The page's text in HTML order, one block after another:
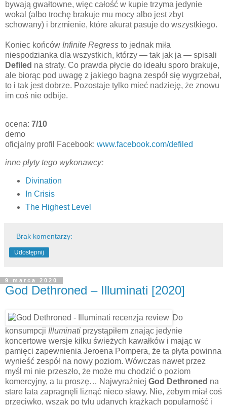
bywają gwałtowne, więc całość w kupie trzyma jedynie
wokal (albo trochę brakuje mu mocy albo jest zbyt
schowany) i brzmienie, które akurat pasuje do wszystkiego.
Koniec końców Infinite Regress to jednak miła
niespodzianka dla wszystkich, którzy — tak jak ja — spisali
Defiled na straty. Co prawda płycie do ideału sporo brakuje,
ale biorąc pod uwagę z jakiego bagna zespół się wygrzebał,
to i tak jest dobrze. Pozostaje tylko mieć nadzieję, że znowu
im coś nie odbije.
ocena: 7/10
demo
oficjalny profil Facebook: www.facebook.com/defiled
inne płyty tego wykonawcy:
Divination
In Crisis
The Highest Level
Brak komentarzy:
Udostępnij
9 marca 2020
God Dethroned – Illuminati [2020]
Do
konsumpcji Illuminati przystąpiłem znając jedynie
koncertowe wersje kilku świeżych kawałków i mając w
pamięci zapewnienia Jeroena Pompera, że ta płyta powinna
wynieść zespół na nowy poziom. Wówczas nawet przez
myśl mi nie przeszło, że może mu chodzić o poziom
komercyjny, a tu proszę… Najwyraźniej God Dethroned na
stare lata zapragnęli liznąć nieco sławy. Nie, żebym miał coś
przeciwko, wszak po tylu udanych krążkach popularność i